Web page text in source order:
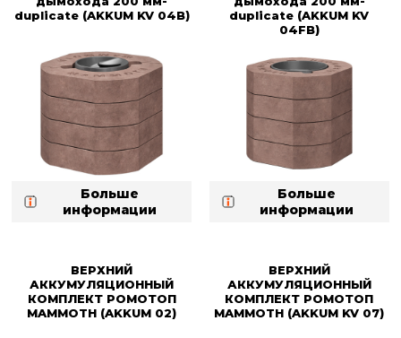
duplicate (AKKUM KV 04B)
Больше
информации
duplicate (AKKUM KV
04FB)
Больше
информации
ВЕРХНИЙ
АККУМУЛЯЦИОННЫЙ
КОМПЛЕКТ РОМОТОП
MAMMOTH (AKKUM 02)
ВЕРХНИЙ
АККУМУЛЯЦИОННЫЙ
КОМПЛЕКТ РОМОТОП
MAMMOTH (AKKUM KV 07)